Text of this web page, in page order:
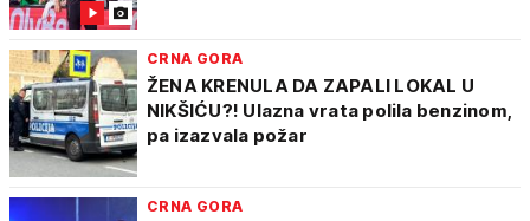
CRNA GORA
ŽENA KRENULA DA ZAPALI LOKAL U
NIKŠIĆU?! Ulazna vrata polila benzinom,
pa izazvala požar
CRNA GORA